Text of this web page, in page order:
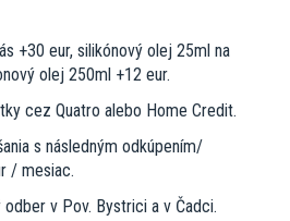
+30 eur, silikónový olej 25ml na
olej 250ml +12 eur.
cez Quatro alebo Home Credit.
s následným odkúpením/
/ mesiac.
v Pov. Bystrici a v Čadci.